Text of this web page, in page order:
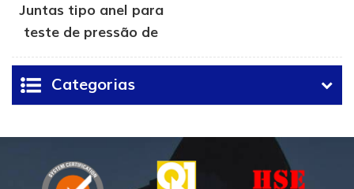
Juntas tipo anel para
teste de pressão de
válvula
Categorias